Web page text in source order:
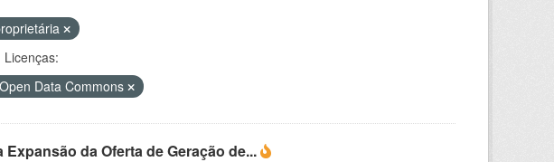
Licenças:
Data Commons
da Oferta de Geração de...